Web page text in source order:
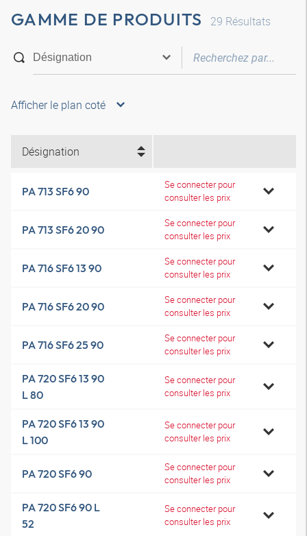
GAMME DE PRODUITS 29 Résultats
Afficher le plan coté
Désignation
PA 713 SF6 90
Se connecter pour
consulter les prix
PA 713 SF6 20 90
Se connecter pour
consulter les prix
PA 716 SF6 13 90
Se connecter pour
consulter les prix
PA 716 SF6 20 90
Se connecter pour
consulter les prix
PA 716 SF6 25 90
Se connecter pour
consulter les prix
PA 720 SF6 13 90
L 80
Se connecter pour
consulter les prix
PA 720 SF6 13 90
L 100
Se connecter pour
consulter les prix
PA 720 SF6 90
Se connecter pour
consulter les prix
PA 720 SF6 90 L
52
Se connecter pour
consulter les prix